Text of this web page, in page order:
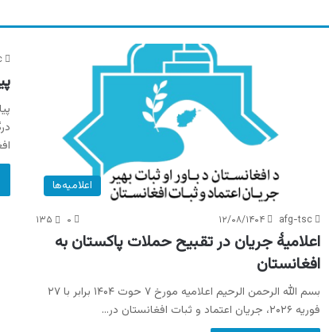
اعلامیه‌ها
afg-tsc ۱۲/۰۸/۱۴۰۴ ۰ ۱۳۵
اعلامیۀ جریان در تقبیح حملات پاکستان به
افغانستان
بسم الله الرحمن الرحیم اعلامیه مورخ ۷ حوت ۱۴۰۴ برابر با ۲۷
فوریه ۲۰۲۶، جریان اعتماد و ثبات افغانستان در…